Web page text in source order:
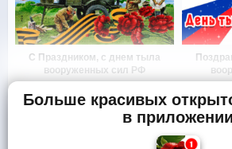
С Праздником, с днем тыла
вооруженных сил РФ
Больше красивых
в приложении